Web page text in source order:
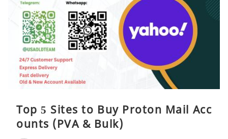
Top 5 Sites to Buy Proton Mail Acc
ounts (PVA & Bulk)